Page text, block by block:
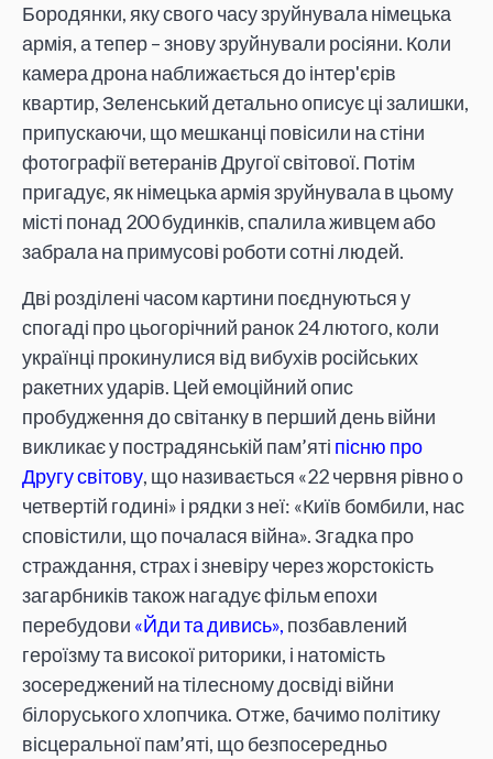
Бородянки, яку свого часу зруйнувала німецька
армія, а тепер – знову зруйнували росіяни. Коли
камера дрона наближається до інтер'єрів
квартир, Зеленський детально описує ці залишки,
припускаючи, що мешканці повісили на стіни
фотографії ветеранів Другої світової. Потім
пригадує, як німецька армія зруйнувала в цьому
місті понад 200 будинків, спалила живцем або
забрала на примусові роботи сотні людей.
Дві розділені часом картини поєднуються у
спогаді про цьогорічний ранок 24 лютого, коли
українці прокинулися від вибухів російських
ракетних ударів. Цей емоційний опис
пробудження до світанку в перший день війни
викликає у пострадянській пам’яті пісню про
Другу світову, що називається «22 червня рівно о
четвертій годині» і рядки з неї: «Київ бомбили, нас
сповістили, що почалася війна». Згадка про
страждання, страх і зневіру через жорстокість
загарбників також нагадує фільм епохи
перебудови «Йди та дивись», позбавлений
героїзму та високої риторики, і натомість
зосереджений на тілесному досвіді війни
білоруського хлопчика. Отже, бачимо політику
вісцеральної пам’яті, що безпосередньо